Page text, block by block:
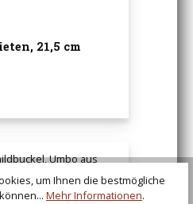
21,5 cm
um Ihnen die bestmögliche
Mehr Informationen.